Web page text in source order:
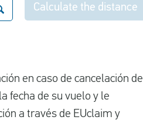
Calculate the distance
en caso de cancelación de
fecha de su vuelo y le
a través de EUclaim y